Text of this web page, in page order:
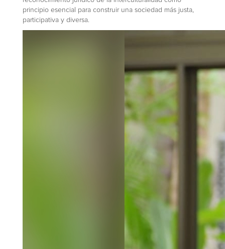
principio esencial para construir una sociedad más justa,
participativa y diversa.